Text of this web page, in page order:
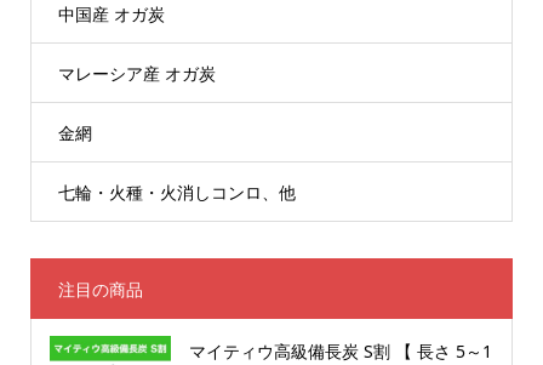
中国産 オガ炭
マレーシア産 オガ炭
金網
七輪・火種・火消しコンロ、他
注目の商品
マイティウ高級備長炭 S割 【 長さ 5～1